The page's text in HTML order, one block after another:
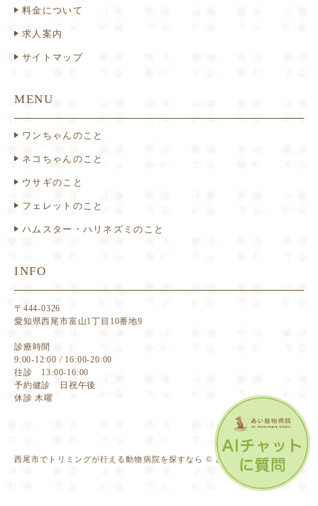
料金について
求人案内
サイトマップ
MENU
ワンちゃんのこと
ネコちゃんのこと
ウサギのこと
フェレットのこと
ハムスター・ハリネズミのこと
INFO
〒444-0326
愛知県西尾市富山1丁目10番地9
診療時間
9:00-12:00 / 16:00-20:00
往診 13:00-16:00
予約健診 日祝午後
休診 木曜
西尾市でトリミングが行える動物病院を探すなら © あい動物病院